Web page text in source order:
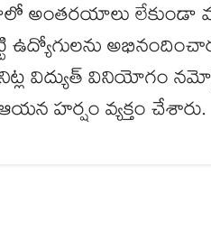
లేకుండా
ఉద్యోగులను
విద్యుత్ వినియోగం
హ‌‌‌‌‌‌‌‌‌‌‌‌‌‌‌‌‌‌‌‌‌‌‌‌‌‌‌‌‌‌‌‌‌‌‌‌‌‌‌‌‌‌‌‌‌‌‌‌‌‌‌‌‌‌‌‌‌‌‌‌‌‌‌‌‌‌‌‌‌‌‌‌‌‌‌‌‌‌‌‌‌‌‌‌‌‌‌‌‌‌‌‌‌‌‌‌‌‌‌‌‌‌‌‌‌‌‌‌‌‌‌‌‌‌‌‌‌‌‌‌‌‌‌‌‌‌‌‌ర్షం వ్యక్తం చేశారు.